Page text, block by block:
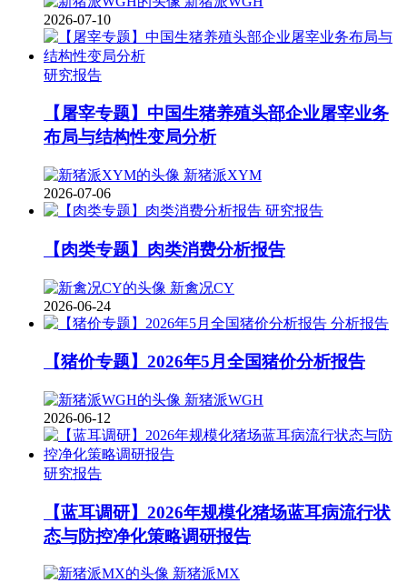
2026-07-10
研究报告
【屠宰专题】中国生猪养殖头部企业屠宰业务
布局与结构性变局分析
新猪派XYM
2026-07-06
研究报告
【肉类专题】肉类消费分析报告
新禽况CY
2026-06-24
分析报告
【猪价专题】2026年5月全国猪价分析报告
新猪派WGH
2026-06-12
研究报告
【蓝耳调研】2026年规模化猪场蓝耳病流行状
态与防控净化策略调研报告
新猪派MX